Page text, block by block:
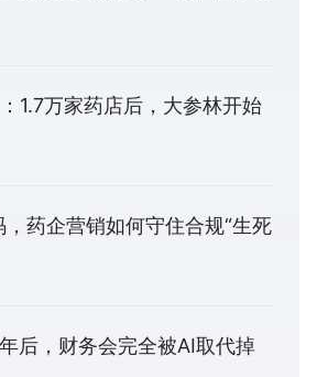
1.7万家药店后，大参林开始
药企营销如何守住合规“生死
后，财务会完全被AI取代掉